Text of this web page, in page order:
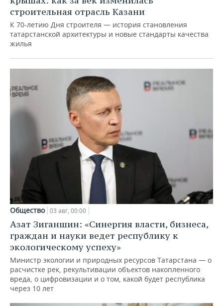
строительная отрасль Казани
К 70-летию Дня строителя — история становления
татарстанской архитектуры и новые стандарты качества
жилья
Общество 03 авг, 00:00
Азат Зиганшин: «Синергия власти, бизнеса,
граждан и науки ведет республику к
экологическому успеху»
Министр экологии и природных ресурсов Татарстана — о
расчистке рек, рекультивации объектов накопленного
вреда, о цифровизации и о том, какой будет республика
через 10 лет